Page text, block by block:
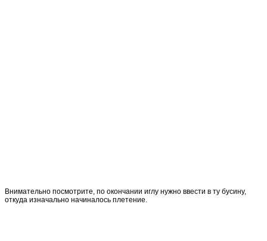
Внимательно посмотрите, по окончании иглу нужно ввести в ту бусину,
откуда изначально начиналось плетение.